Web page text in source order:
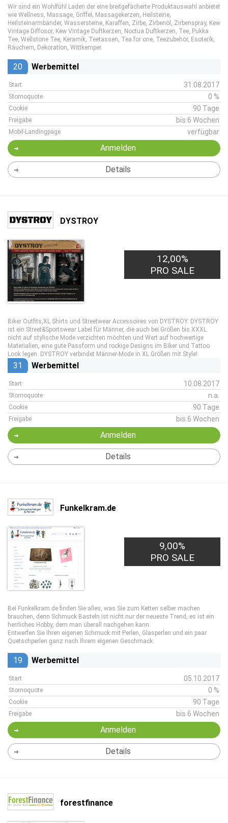
Wir sind ein Wohlfühl Laden der eine breitgefächerte Produktauswahl anbietet
wie Wellness, Massage, Griffel, Massagekerzen, Heilsteine,
Heilsteinarmbänder, Wassersteine, Karaffen, Zirbe, Zirbenöl, Zirbenspray, Kew
Vintage Diffosor, Kew Vintage Duftkerzen, Noctua Duftkerzen, Tee, Pukka
Tee, Wellstone Tee, Keramik, Teetassen, Tea for one, Teezubehör, Esoterik,
Räuchern, Dekoration, Wittkemper.
20 Werbemittel
Start 31.08.2017
Stornoquote 0 %
Cookie 90 Tage
Freigabe bis 6 Wochen
Mobil-Landingpage verfügbar
Anmelden
Details
DYSTROY
12,00%
PRO SALE
Biker Outfits,XL Shirts und Streetwear Accessoires von DYSTROY. DYSTROY
ist ein Street&Sportswear Label für Männer, die auch bei Größen bis XXXL
nicht auf stylische Mode verzichten möchten und Wert auf hochwertige
Materialien, eine gute Passform und rockige Designs im Biker und Tattoo
Look legen. DYSTROY verbindet Männer-Mode in XL Größen mit Style!
31 Werbemittel
Start 10.08.2017
Stornoquote n.a.
Cookie 90 Tage
Freigabe bis 6 Wochen
Anmelden
Details
Funkelkram.de
9,00%
PRO SALE
Bei Funkelkram.de finden Sie alles, was Sie zum Ketten selber machen
brauchen, denn Schmuck Basteln ist nicht nur der neueste Trend, es ist ein
herrliches Hobby, dem man überall nachgehen kann.
Entwerfen Sie Ihren eigenen Schmuck mit Perlen, Glasperlen und ein paar
Quetschperlen ganz nach Ihrem eigenen Geschmack.
19 Werbemittel
Start 05.10.2017
Stornoquote 0 %
Cookie 90 Tage
Freigabe bis 6 Wochen
Anmelden
Details
forestfinance